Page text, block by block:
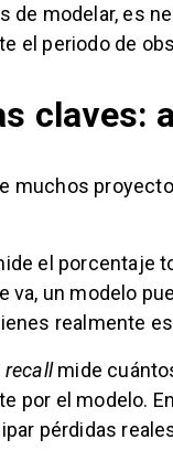
de modelar, es
el periodo de
claves:
muchos
el porcentaje
va, un modelo
realmente
recallmide
por el modelo.
pérdidas